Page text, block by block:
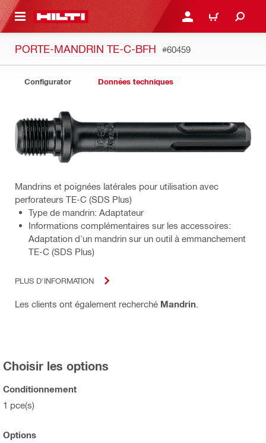
SE CONNECTER OU
PANIER
PORTE-MANDRIN TE-C-BFH #60459
Configurator Données techniques
Mandrins et poignées latérales pour utilisation avec
perforateurs TE-C (SDS Plus)
Type de mandrin: Adaptateur
Informations complémentaires sur les accessoires:
Adaptation d'un mandrin sur un outil à emmanchement
TE-C (SDS Plus)
PLUS D'INFORMATION
Les clients ont également recherché Mandrin
Choisir les options
Conditionnement
1 pce(s)
Options